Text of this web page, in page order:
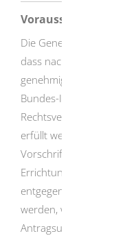
Voraussetzungen
Die Genehmigung ist zu
dass nach der
Bundes-
Rechtsverordnungen
erfüllt werden und
Vorschriften sowie
Errichtung und dem
entgegenstehen.
werden, wenn die von
Antragsunterlagen eine